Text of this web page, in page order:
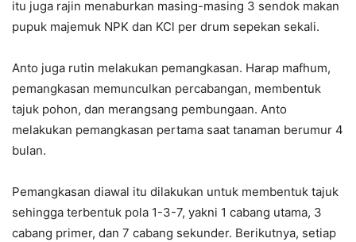
itu juga rajin menaburkan masing-masing 3 sendok makan
pupuk majemuk NPK dan KCl per drum sepekan sekali.
Anto juga rutin melakukan pemangkasan. Harap mafhum,
pemangkasan memunculkan percabangan, membentuk
tajuk pohon, dan merangsang pembungaan. Anto
melakukan pemangkasan pertama saat tanaman berumur 4
bulan.
Pemangkasan diawal itu dilakukan untuk membentuk tajuk
sehingga terbentuk pola 1-3-7, yakni 1 cabang utama, 3
cabang primer, dan 7 cabang sekunder. Berikutnya, setiap